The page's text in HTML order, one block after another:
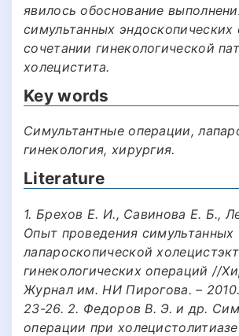
явилось обоснование
симультанных эндоскопических
сочетании гинекологической
холецистита.
Key words
Симультантные операции,
гинекология, хирургия.
Literature
1. Брехов Е. И., Савинова Е. Б.,
Опыт проведения симультанных
лапароскопической
гинекологических операций //
Журнал им. НИ Пирогова. –
23-26. 2. Федоров В. Э. и др.
операции при